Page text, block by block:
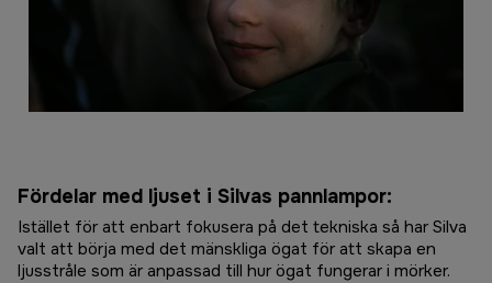
Fördelar med ljuset i Silvas pannlampor:
Istället för att enbart fokusera på det tekniska så har Silva
valt att börja med det mänskliga ögat för att skapa en
ljusstråle som är anpassad till hur ögat fungerar i mörker.